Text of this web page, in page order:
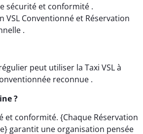
sécurité et conformité .
VSL Conventionné et Réservation
.
peut utiliser la Taxi VSL à
reconnue .
?
et conformité. {Chaque Réservation
garantit une organisation pensée